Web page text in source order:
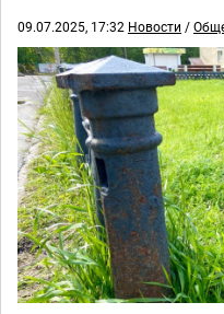
09.07.2025, 17:32 Новости /